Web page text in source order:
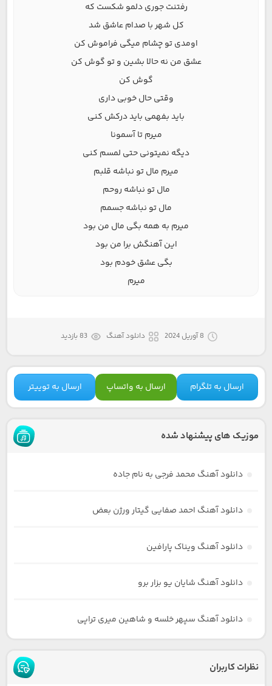
رفتنت جوری دلمو شکست که
کل شهر با صدام عاشق شد
اومدی تو چشام میگی فراموش کن
عشق من نه حالا بشین و تو گوش کن
گوش کن
وقتی حال خوبی داری
باید بفهمی باید درکش کنی
میرم تا آسمونا
دیگه نمیتونی حتی لمسم کنی
میرم مال تو نباشه قلبم
مال تو نباشه روحم
مال تو نباشه جسمم
میرم به همه بگی مال من بود
این آهنگش برا من بود
بگی عشق خودم بود
میرم
8 آوریل 2024 دانلود آهنگ 83 بازدید
ارسال به تلگرام ارسال به واتساپ ارسال به توییتر
موزیک های پیشنهاد شده
دانلود آهنگ محمد فرجی به نام جاده
دانلود آهنگ احمد صفایی گیتار ورژن بعض
دانلود آهنگ ویناک پارافین
دانلود آهنگ شایان یو بزار برو
دانلود آهنگ سپهر خلسه و شاهین میری تراپی
نظرات کاربران